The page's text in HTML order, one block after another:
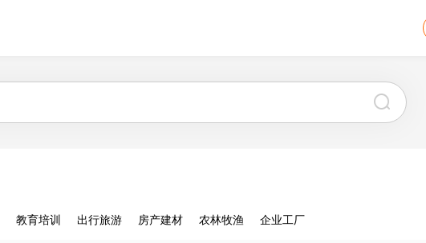
教育培训 出行旅游 房产建材 农林牧渔 企业工厂